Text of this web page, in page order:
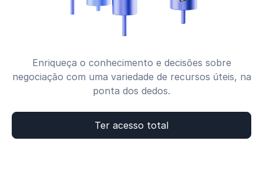
Enriqueça o conhecimento e decisões sobre
negociação com uma variedade de recursos úteis, na
ponta dos dedos.
Ter acesso total